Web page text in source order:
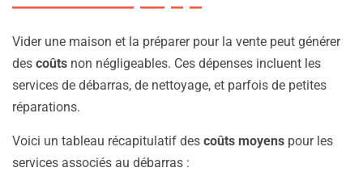
Vider une maison et la préparer pour la vente peut générer
des coûts non négligeables. Ces dépenses incluent les
services de débarras, de nettoyage, et parfois de petites
réparations.
Voici un tableau récapitulatif des coûts moyens pour les
services associés au débarras :